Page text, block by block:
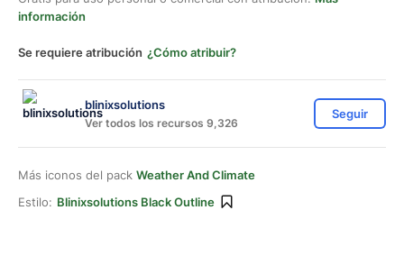
información
Se requiere atribución ¿Cómo atribuir?
blinixsolutions
Ver todos los recursos 9,326
Seguir
Más iconos del pack Weather And Climate
Estilo: Blinixsolutions Black Outline